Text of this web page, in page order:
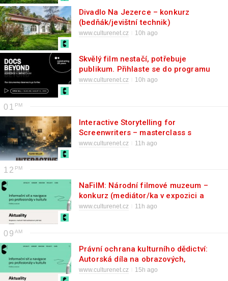
Divadlo Na Jezerce – konkurz
(bedňák/jevištní technik)
www.culturenet.cz 10h ago
Skvělý film nestačí, potřebuje
publikum. Přihlaste se do programu
Docs Beyond 2026
www.culturenet.cz 10h ago
01
Interactive Storytelling for
Screenwriters – masterclass s
Adamem Millerem
www.culturenet.cz 11h ago
12
NaFilM: Národní filmové muzeum –
konkurz (mediátor/ka v expozici a
provozní)
www.culturenet.cz 11h ago
09
Právní ochrana kulturního dědictví:
Autorská díla na obrazových,
zvukových a audiovizuálních
www.culturenet.cz 15h ago